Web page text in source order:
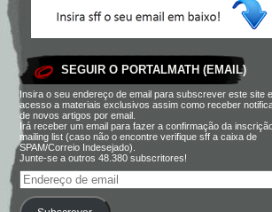
SEGUIR O PORTALMATH (EMAIL)
Insira o seu endereço de email para subscrever este site
acesso a materiais exclusivos assim como receber
de novos artigos por email.
Irá receber um email para fazer a confirmação da
mailing list (caso não o encontre verifique sff a caixa de
SPAM/Correio Indesejado).
Junte-se a outros 48.380 subscritores!